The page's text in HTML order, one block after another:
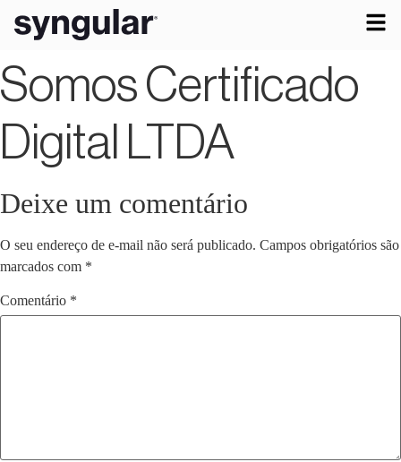
Somos Certificado
Digital LTDA
Deixe um comentário
O seu endereço de e-mail não será publicado. Campos obrigatórios são
marcados com *
Comentário *